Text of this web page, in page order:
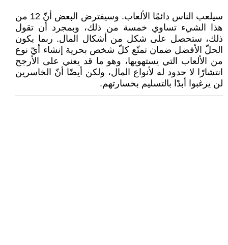
سيلعب الناس دائمًا الألعاب. وسيفترض البعض أنّ 12 من
هذا الشيء تساوي خمسة من ‏ذلك، وبمجرد أن تقول
ذلك، ستحصل على شكل من أشكال المال. ربما يكون
الحلّ الأفضل ‏ضمان تمتّع كلّ شخص بحرية إنشاء أيّ نوع
من الألعاب التي يستهويها، وهو ما قد يعني ‏على الأرجح
انتشارًا لا حدود له لأنواع المال، ولكن أيضًا أنّ الخاسرين
لن يرغبوا أبدًا بالتسليم ‏بخسارتهم.‏